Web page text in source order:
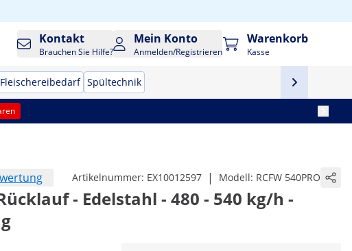
Kontakt
Brauchen Sie Hilfe?
Mein Konto
Anmelden/Registrieren
Warenkorb
Kasse
Fleischereibedarf Spültechnik
Artikelnummer: EX10012597 | Modell: RCFW 540PRO
- Edelstahl - 480 - 540 kg/h -